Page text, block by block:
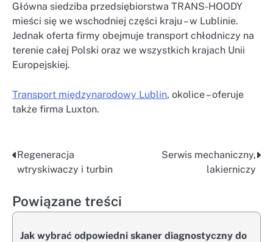
Główna siedziba przedsiębiorstwa TRANS-HOODY
mieści się we wschodniej części kraju – w Lublinie.
Jednak oferta firmy obejmuje transport chłodniczy na
terenie całej Polski oraz we wszystkich krajach Unii
Europejskiej.
Transport międzynarodowy Lublin, okolice – oferuje
także firma Luxton.
Nawigacja
wpisu
Regeneracja
wtryskiwaczy i turbin
Serwis mechaniczny,
lakierniczy
Powiązane treści
Jak wybrać odpowiedni skaner diagnostyczny do